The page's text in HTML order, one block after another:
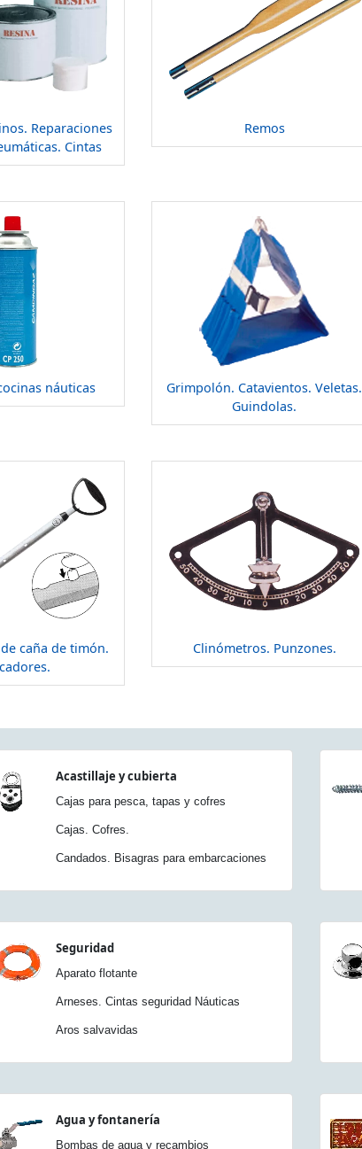
Reparaciones
Cintas
Remos
náuticas
Grimpolón. Catavientos. Veletas.
Guindolas.
caña de timón.
Clinómetros. Punzones.
Acastillaje y cubierta
Cajas para pesca, tapas y cofres
Cajas. Cofres.
Candados. Bisagras para embarcaciones
Seguridad
Aparato flotante
Arneses. Cintas seguridad Náuticas
Aros salvavidas
Agua y fontanería
Bombas de agua y recambios